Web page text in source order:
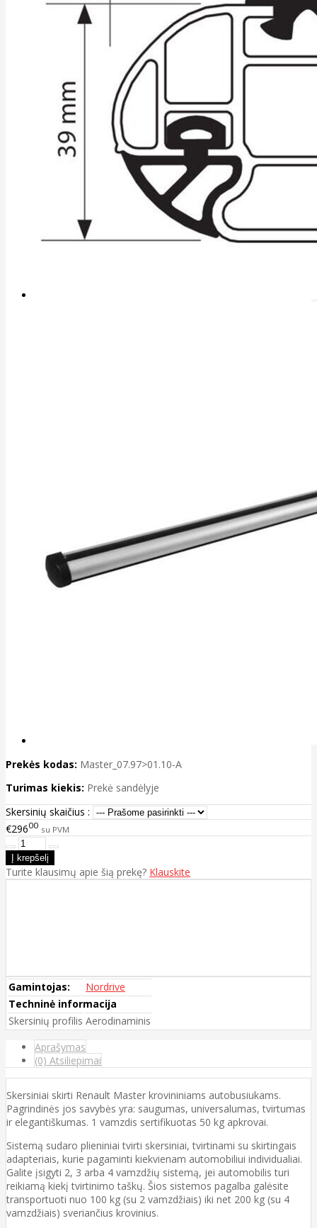
Prekės kodas: Master_07.97>01.10-A
Turimas kiekis: Prekė sandėlyje
Skersinių skaičius :
€29600 su PVM
Turite klausimų apie šią prekę? Klauskite
Gamintojas:
Nordrive
Techninė informacija
Skersinių profilis Aerodinaminis
Aprašymas
(0) Atsiliepimai
Skersiniai skirti Renault Master krovininiams autobusiukams.
Pagrindinės jos savybės yra: saugumas, universalumas, tvirtumas
ir elegantiškumas. 1 vamzdis sertifikuotas 50 kg apkrovai.
Sistemą sudaro plieniniai tvirti skersiniai, tvirtinami su skirtingais
adapteriais, kurie pagaminti kiekvienam automobiliui individualiai.
Galite įsigyti 2, 3 arba 4 vamzdžių sistemą, jei automobilis turi
reikiamą kiekį tvirtinimo taškų. Šios sistemos pagalba galėsite
transportuoti nuo 100 kg (su 2 vamzdžiais) iki net 200 kg (su 4
vamzdžiais) sveriančius krovinius.